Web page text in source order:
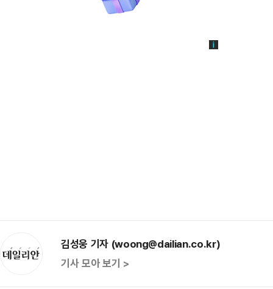
김성웅 기자 (woong@dailian.co.kr)
기사 모아 보기 >